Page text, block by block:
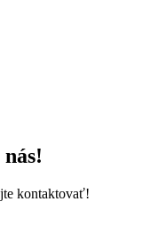
kontaktovať!